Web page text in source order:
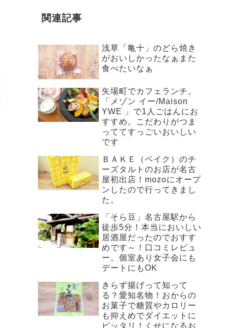
関連記事
浅草「亀十」のどら焼き
がおいしかったなぁまた
食べたいなぁ
矢場町でカフェランチ。
「メゾン イー/Maison
YWE 」で1人ごはんにお
すすめ。こだわりがつま
っててすっごいおいしい
です
ＢＡＫＥ（ベイク）のチ
ーズタルトのお店が名古
屋初出店！mozoにオープ
ンしたので行ってきまし
た。
「そら豆」名古屋駅から
徒歩5分！本当においしい
居酒屋だったのでおすす
めです～！口コミレビュ
ー。個室あり女子会にも
デートにもOK
きらず揚げって知って
る？愛知名物！おからの
お菓子で糖質やカロリー
も抑えめでダイエットに
ピッタリ！くせになるお